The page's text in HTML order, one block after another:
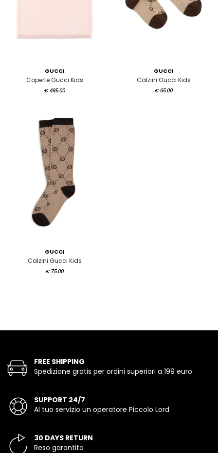
GUCCI
Coperte Gucci Kids
€ 495.00
GUCCI
Calzini Gucci Kids
€ 65.00
GUCCI
Calzini Gucci Kids
€ 75.00
FREE SHIPPING
Spedizione gratis per ordini superiori a 199 euro
SUPPORT 24/7
Al tuo servizio un operatore Piccolo Lord
30 DAYS RETURN
Reso garantito